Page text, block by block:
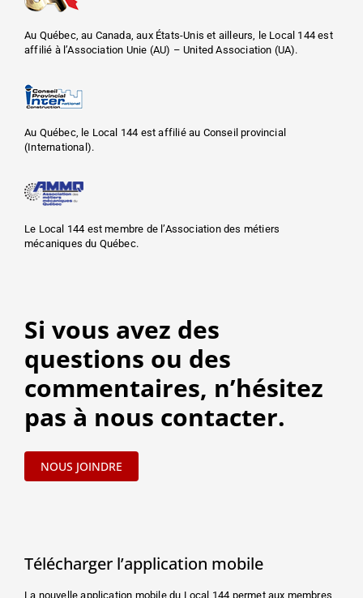
Au Québec, au Canada, aux États-Unis et ailleurs, le Local 144 est
affilié à l’Association Unie (AU) – United Association (UA).
Au Québec, le Local 144 est affilié au Conseil provincial
(International).
Le Local 144 est membre de l’Association des métiers
mécaniques du Québec.
Si vous avez des
questions ou des
commentaires, n’hésitez
pas à nous contacter.
NOUS JOINDRE
Télécharger l’application mobile
La nouvelle application mobile du Local 144 permet aux membres